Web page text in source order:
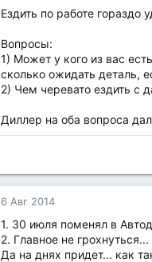
Ездить по работе
Вопросы:
1) Может у кого из вас
сколько ожидать деталь,
2) Чем черевато ездить с
Диллер на оба вопроса
6 Авг 2014
1. 30 июля поменял в
2. Главное не
Да на днях придет... как